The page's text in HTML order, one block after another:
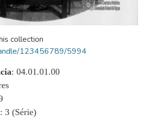
collection
123456789/5994
: 04.01.01.00
: 3 (Série)